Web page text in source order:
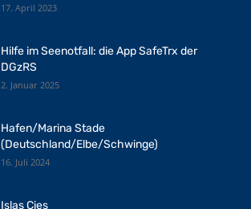
17. April 2023
Hilfe im Seenotfall: die App SafeTrx der
DGzRS
2. Januar 2025
Hafen/Marina Stade
(Deutschland/Elbe/Schwinge)
16. Juli 2024
Islas Cies